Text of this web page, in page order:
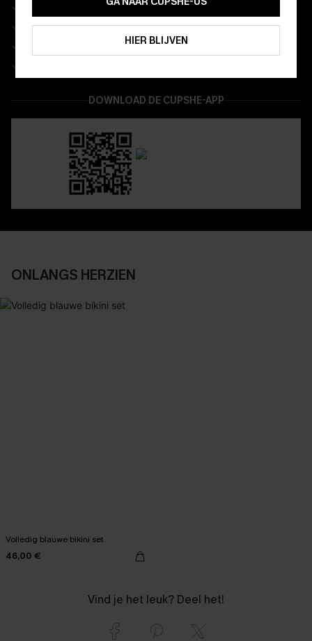
10% korting voor nieuwe klanten
Wees als eerste op de hoogte van exclusieve drops
Real-time besteltracking
DOWNLOAD DE CUPSHE-APP
ONLANGS HERZIEN
Volledig blauwe bikini set
46,00 €
Vind je het leuk? Deel het!
HIER BLIJVEN
ABONNEREN